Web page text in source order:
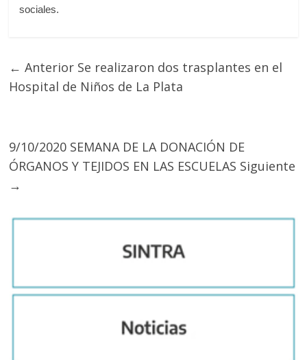
sociales.
← Anterior Se realizaron dos trasplantes en el
Hospital de Niños de La Plata
9/10/2020 SEMANA DE LA DONACIÓN DE
ÓRGANOS Y TEJIDOS EN LAS ESCUELAS Siguiente
→